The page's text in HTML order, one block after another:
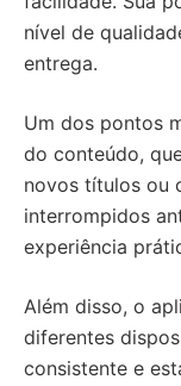
nível de
entrega.
Um dos pontos
do conteúdo,
novos títulos ou
interrompidos
experiência
Além disso, o
diferentes
consistente e